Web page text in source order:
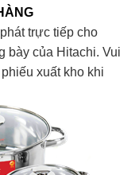
trực tiếp cho
bày của Hitachi. Vui
xuất kho khi